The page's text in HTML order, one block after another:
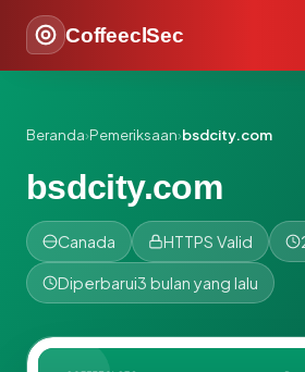
CoffeeclSec
Beranda›Pemeriksaan›bsdcity.com
bsdcity.com
Canada HTTPS Valid
Diperbarui3 bulan yang lalu